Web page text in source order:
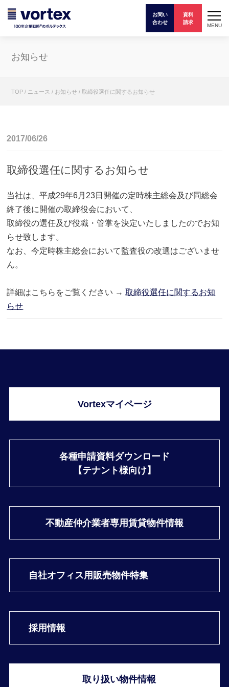
お問い
合わせ
資料
請求
MENU
お知らせ
TOP / ニュース / お知らせ / 取締役選任に関するお知らせ
2017/06/26
取締役選任に関するお知らせ
当社は、平成29年6月23日開催の定時株主総会及び同総会
終了後に開催の取締役会において、
取締役の選任及び役職・管掌を決定いたしましたのでお知
らせ致します。
なお、今定時株主総会において監査役の改選はございませ
ん。
詳細はこちらをご覧ください →取締役選任に関するお知
らせ
Vortexマイページ
各種申請資料ダウンロード
【テナント様向け】
不動産仲介業者専用賃貸物件情報
自社オフィス用販売物件特集
採用情報
取り扱い物件情報